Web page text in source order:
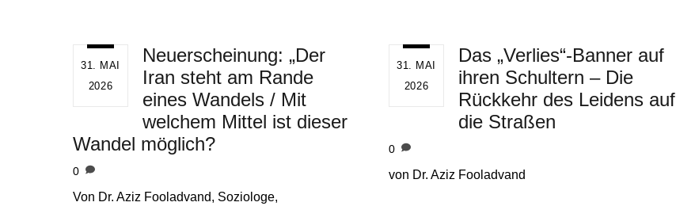
31. MAI
2026
Neuerscheinung: „Der
Iran steht am Rande
eines Wandels / Mit
welchem Mittel ist dieser
Wandel möglich?
0
Von Dr. Aziz Fooladvand, Soziologe,
31. MAI
2026
Das „Verlies“-Banner auf
ihren Schultern – Die
Rückkehr des Leidens auf
die Straßen
0
von Dr. Aziz Fooladvand